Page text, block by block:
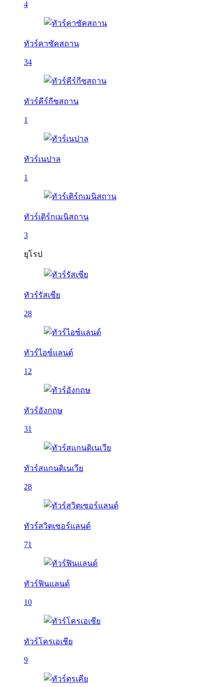
4
ทัวร์คาซัคสถาน
34
ทัวร์คีร์กีซสถาน
1
ทัวร์เนปาล
1
ทัวร์เติร์กเมนิสถาน
3
ยุโรป
ทัวร์รัสเซีย
28
ทัวร์ไอซ์แลนด์
12
ทัวร์อังกฤษ
31
ทัวร์สแกนดิเนเวีย
28
ทัวร์สวิตเซอร์แลนด์
71
ทัวร์ฟินแลนด์
10
ทัวร์โครเอเชีย
9